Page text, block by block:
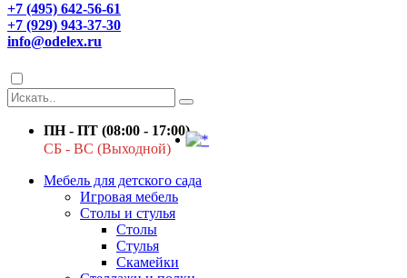
+7 (495) 642-56-61
+7 (929) 943-37-30
info@odelex.ru
ПН - ПТ (08:00 - 17:00)
СБ - ВС (Выходной)
Мебель для детского сада
Игровая мебель
Столы и стулья
Столы
Стулья
Скамейки